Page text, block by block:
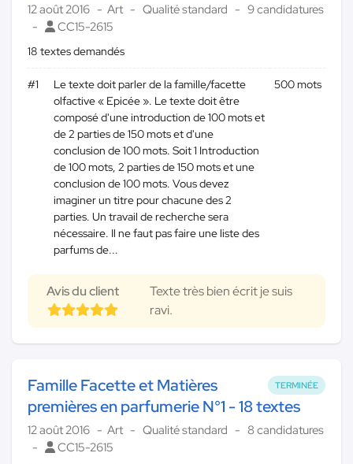
12 août 2016 Art Qualité standard
9 candidatures
CC15-2615
18 textes demandés
#1
Le texte doit parler de la famille/facette
olfactive « Epicée ». Le texte doit être
composé d'une introduction de 100 mots et
de 2 parties de 150 mots et d'une
conclusion de 100 mots. Soit 1 Introduction
de 100 mots, 2 parties de 150 mots et une
conclusion de 100 mots. Vous devez
imaginer un titre pour chacune des 2
parties. Un travail de recherche sera
nécessaire. Il ne faut pas faire une liste des
parfums de...
500 mots
Avis du client
Texte très bien écrit je suis
ravi.
TERMINÉE
Famille Facette et Matières
premières en parfumerie N°1 - 18 textes
12 août 2016 Art Qualité standard
8 candidatures
CC15-2615